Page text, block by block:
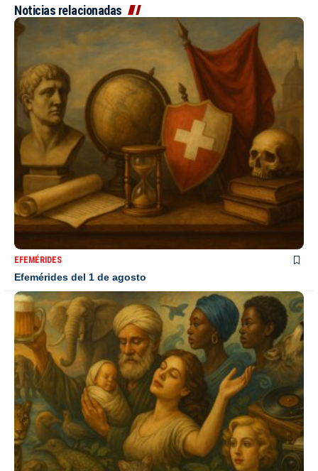
Noticias relacionadas
EFEMÉRIDES
Efemérides del 1 de agosto